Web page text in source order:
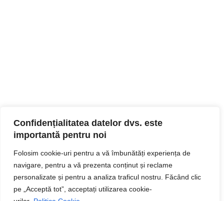
Confidențialitatea datelor dvs. este
importantă pentru noi
Folosim cookie-uri pentru a vă îmbunătăți experiența de
navigare, pentru a vă prezenta conținut și reclame
personalizate și pentru a analiza traficul nostru. Făcând clic
pe „Acceptă tot”, acceptați utilizarea cookie-